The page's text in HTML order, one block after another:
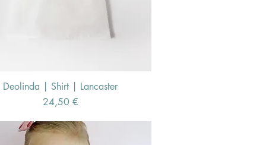
Schnellansicht
Deolinda | Shirt | Lancaster
Preis
24,50 €